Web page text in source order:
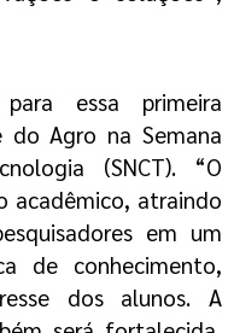
essa primeira
do Agro na Semana
(SNCT). “O
acadêmico, atraindo
em um
de conhecimento,
dos alunos. A